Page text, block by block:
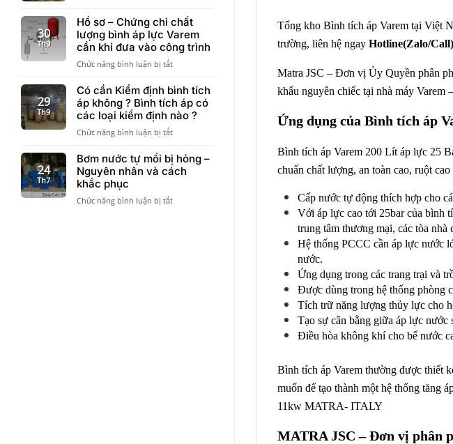
điện
220V
–
Tsurumi
bơm
thoát
nước
kịch
giá
bình
tích
áp
mới
nhất
30
Th9
Hồ sơ – Chứng chỉ chất
lượng bình áp lực Varem
cần khi đưa vào công trình
Chức năng bình luận bị tắtở
sơ
–
Chứng
chỉ
chất
bình
áp
cần
29
Th9
Có cần Kiểm định bình tích
áp không ? Bình tích áp có
các loại kiểm định nào ?
Chức năng bình luận bị tắtở
cần
Kiểm
định
tích
24
Th7
Bơm nước tự mồi bị hỏng –
Nguyên nhân và cách
khắc phục
Chức năng bình luận bị tắtở
Tổng kho Bình tích áp Varem tại Việt
trường, liên hệ ngay Hotline(Zalo/
Matra JSC – Đơn vị Ủy Quyền phân
khẩu nguyên chiếc tại nhà máy Varem
Ứng dụng của Bình tích áp
Bình tích áp Varem 200 Lít áp lực 25
chuẩn chất lượng, an toàn cao, ruột
Cấp nước tự động thích hợp cho
Với áp lực cao tới 25bar của bình
trung tâm thương mại, các tòa
Hệ thống PCCC cần áp lực nước
nước.
Ứng dụng trong các trang trại và
Được dùng trong hệ thống phòng
Tích trữ năng lượng thủy lực cho
Tạo sự cân bằng giữa áp lực nước
Điều hòa không khí cho bể nước
Bình tích áp Varem thường được thiết
muốn để tạo thành một hệ thống tăng
11kw MATRA- ITALY
MATRA JSC – Đơn vị phân